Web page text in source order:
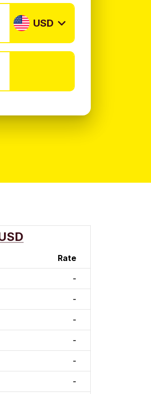
USD
Rate
-
-
-
-
-
-